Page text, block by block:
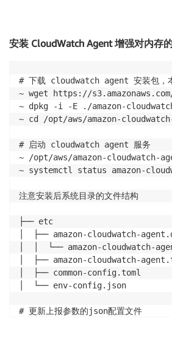
used_memory:2032008
total_system_memory_human:3.64G
# Clients
connected_clients:1
thread_0_clinets:1
thread_1_clinets:0
address:test-redis-
安装 CloudWatch Agent 增强对内存
# 下载 cloudwatch agent 安装包，
~ wget https://
~ dpkg -i -E ./amazon-
~ cd /opt/aws/amazon-
# 启动 cloudwatch agent 服务
~ /opt/aws/amazon-
~ systemctl status amazon-
注意安装后系统目录的文件结构
├── etc
│  ├── amazon-cloudwatch-
│  │  └── amazon-cloudwatch-
│  ├── amazon-cloudwatch-
│  ├── common-config.toml
│  └── env-config.json
# 更新上报参数的json配置文件